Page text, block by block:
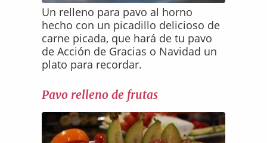
Un relleno para pavo al horno
hecho con un picadillo delicioso de
carne picada, que hará de tu pavo
de Acción de Gracias o Navidad un
plato para recordar.
Pavo relleno de frutas